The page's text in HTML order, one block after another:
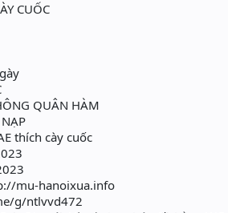
CUỐC
QUÂN HÀM
thích cày cuốc
mu-hanoixua.info
g/ntlvvd472